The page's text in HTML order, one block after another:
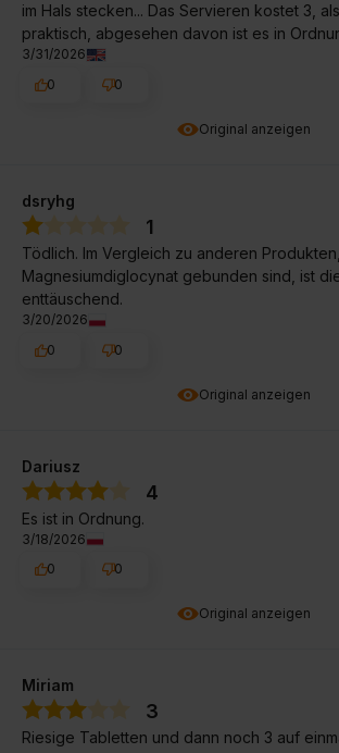
Original anzeigen
im Hals stecken... Das Servieren kostet 3,
praktisch, abgesehen davon ist es in
3/31/2026
0
0
Original anzeigen
dsryhg
1
Tödlich. Im Vergleich zu anderen
Magnesiumdiglocynat gebunden sind, ist
enttäuschend.
3/20/2026
0
0
Original anzeigen
Dariusz
4
Es ist in Ordnung.
3/18/2026
0
0
Miriam
3
Riesige Tabletten und dann noch 3 auf